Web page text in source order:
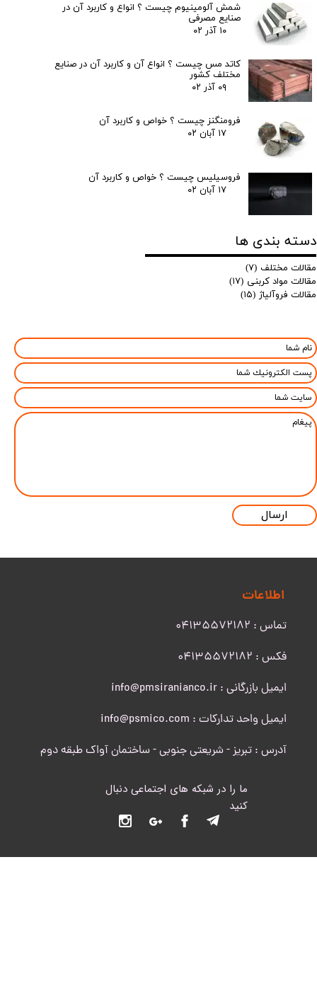
ارسال
شمش آلومینیوم چیست ؟ انواع و کاربرد آن در
صنایع مصرفی
۱۰ آذر ۰۲
کاتد مس چیست ؟ انواع آن و کاربرد آن در صنایع
مختلف کشور
۰۹ آذر ۰۲
فرومنگنز چیست ؟ خواص و کاربرد آن
۱۷ آبان ۰۲
فروسیلیس چیست ؟ خواص و کاربرد آن
۱۷ آبان ۰۲
دسته بندی ها
مقالات مختلف (۷)
مقالات مواد کربنی (۱۷)
مقالات فروآلیاژ (۱۵)
اطلاعات
تماس : 04135572182
​​​​​​​فکس : 04135572182
ایمیل بازرگانی : info@pmsiranianco.ir
ایمیل واحد تدارکات : info@psmico.com
آدرس : تبریز - شریعتی جنوبی - ساختمان آواک طبقه دوم
ما را در شبکه های اجتماعی دنبال
کنید